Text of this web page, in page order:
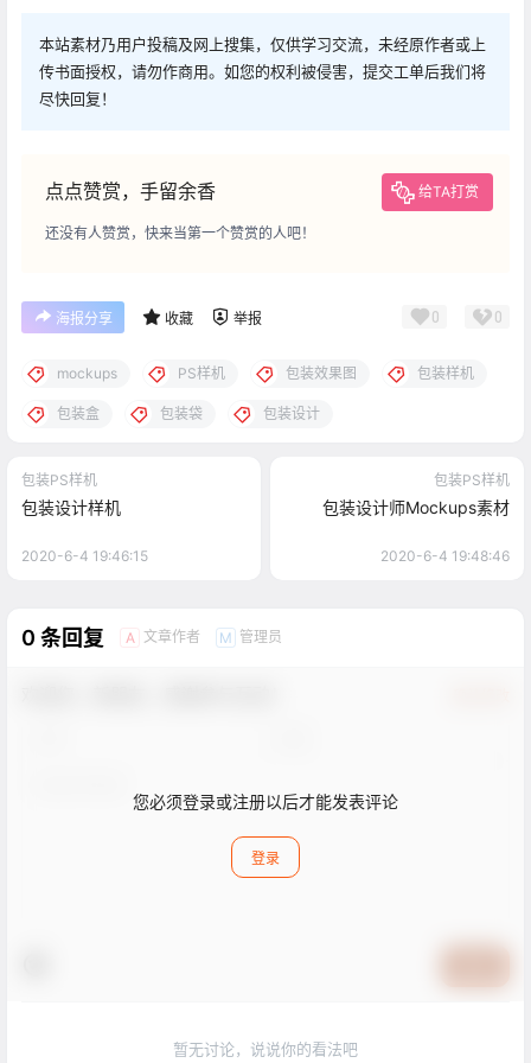
本站素材乃用户投稿及网上搜集，仅供学习交流，未经原作者或上
传书面授权，请勿作商用。如您的权利被侵害，提交工单后我们将
尽快回复！
点点赞赏，手留余香 给TA打赏
还没有人赞赏，快来当第一个赞赏的人吧！
海报分享 收藏 举报 0 0
mockups PS样机 包装效果图 包装样机
包装盒 包装袋 包装设计
包装PS样机
包装设计样机
2020-6-4 19:46:15
包装PS样机
包装设计师Mockups素材
2020-6-4 19:48:46
0 条回复 A 文章作者 M 管理员
您必须登录或注册以后才能发表评论
登录
暂无讨论，说说你的看法吧